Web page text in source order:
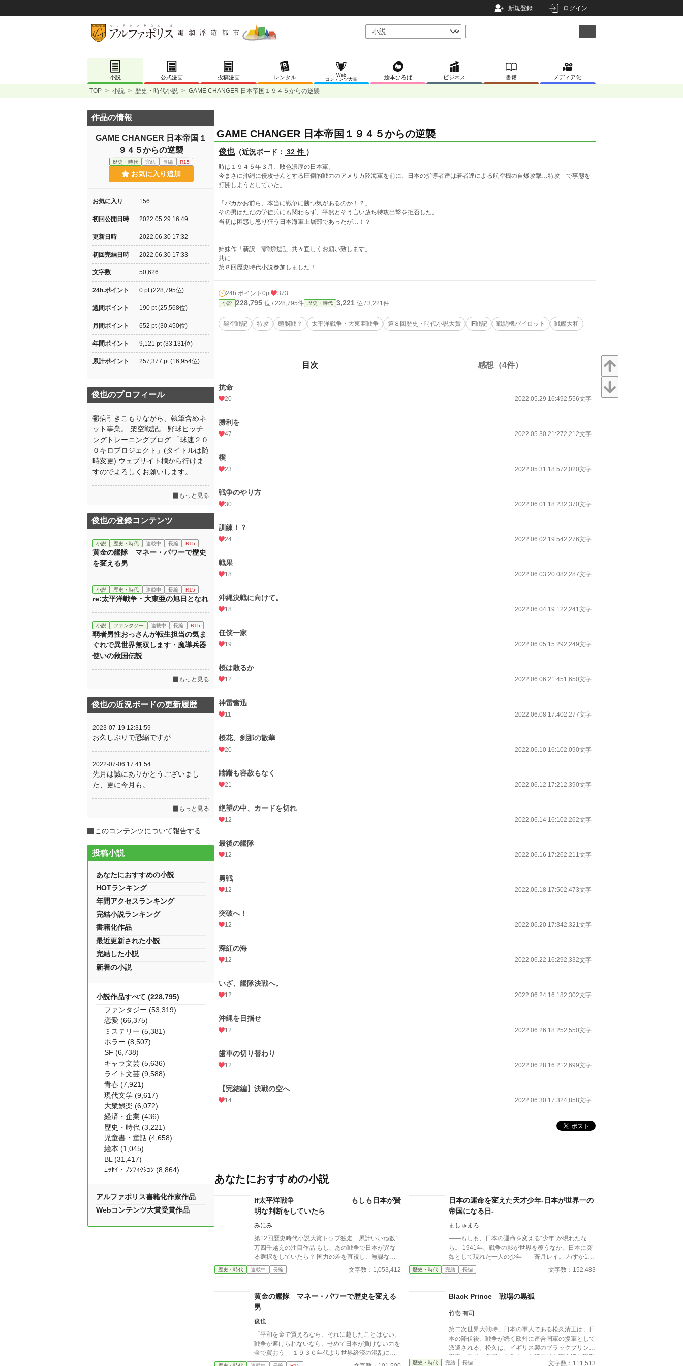
新規登録 ログイン
小説 公式漫画 投稿漫画 レンタル
Web
コンテンツ大賞
絵本ひろば ビジネス 書籍 メディア化
TOP > 小説 > 歴史・時代小説 > GAME CHANGER 日本帝国１９４５からの逆襲
GAME CHANGER 日本帝国１９４５からの逆襲
俊也（近況ボード： 32 件 ）
時は１９４５年３月、敗色濃厚の日本軍。
今まさに沖縄に侵攻せんとする圧倒的戦力のアメリカ陸海軍を前に、日本の指導者達は若者達による航空機の自爆攻撃…特攻 で事態を
打開しようとしていた。
「バカかお前ら、本当に戦争に勝つ気があるのか！？」
その男はただの学徒兵にも関わらず、平然とそう言い放ち特攻出撃を拒否した。
当初は困惑し怒り狂う日本海軍上層部であったが…！？
姉妹作「新訳 零戦戦記」共々宜しくお願い致します。
共に
第８回歴史時代小説参加しました！
24h.ポイント 0pt 373
小説 228,795 位 / 228,795件 歴史・時代 3,221 位 / 3,221件
架空戦記 特攻 頭脳戦？ 太平洋戦争・大東亜戦争 第８回歴史・時代小説大賞 IF戦記 戦闘機パイロット 戦艦大和
目次 感想（4件）
抗命
20 2022.05.29 16:492,556文字
勝利を
47 2022.05.30 21:272,212文字
楔
23 2022.05.31 18:572,020文字
戦争のやり方
30 2022.06.01 18:232,370文字
訓練！？
24 2022.06.02 19:542,276文字
戦果
18 2022.06.03 20:082,287文字
沖縄決戦に向けて。
18 2022.06.04 19:122,241文字
任侠一家
19 2022.06.05 15:292,249文字
桜は散るか
12 2022.06.06 21:451,650文字
神雷奮迅
11 2022.06.08 17:402,277文字
桜花、刹那の散華
20 2022.06.10 16:102,090文字
躊躇も容赦もなく
21 2022.06.12 17:212,390文字
絶望の中、カードを切れ
12 2022.06.14 16:102,262文字
最後の艦隊
12 2022.06.16 17:262,211文字
勇戦
12 2022.06.18 17:502,473文字
突破へ！
12 2022.06.20 17:342,321文字
深紅の海
12 2022.06.22 16:292,332文字
いざ、艦隊決戦へ。
12 2022.06.24 16:182,302文字
沖縄を目指せ
12 2022.06.26 18:252,550文字
歯車の切り替わり
12 2022.06.28 16:212,699文字
【完結編】決戦の空へ
14 2022.06.30 17:324,858文字
あなたにおすすめの小説
If太平洋戦争 もしも日本が賢
明な判断をしていたら
みにみ
第12回歴史時代小説大賞トップ独走 累計いいね数1
万四千越えの注目作品 もし、あの戦争で日本が異な
る選択をしていたら？ 国力の差を直視し、無謀な拡
大を避け、戦略と外交で活路を開く。 真珠湾、ミッ
ドウェー、ガダルカナル…そして終戦工作 数多の分
続をかけたもう一つの終戦 そしてそこから繋がる新
たな近代史を描く超長編大河戦記 不定期更新です
歴史・時代 連載中 長編 文字数：1,053,412
日本の運命を変えた天才少年-日本が世界一の
帝国になる日-
ましゅまろ
――もしも、日本の運命を変える“少年”が現れたな
ら。 1941年、戦争の影が世界を覆うなか、日本に突
如として現れた一人の少年――蒼月レイ。 わずか13
歳の彼は、天才的な頭脳で、戦争そのものを再設計
し、歴史を変え、英米独ソをも巻き込みながら、日本
に多くの敵を生み、命を狙われることも――。 これ
日本の物語。 希望と混乱の20世紀を超え、未来に語
リス限定投稿
歴史・時代 完結 長編 文字数：152,483
黄金の艦隊 マネー・パワーで歴史を変える
男
俊也
「平和を金で買えるなら、それに越したことはない。
戦争が避けられないなら、せめて日本が負けない力を
金で買おう」 １９３０年代より世界経済の混乱に乗
じて自らの海運会社を急成長、新興財閥を立ち上げた
Black Prince 戦場の黒狐
竹壱 有司
第二次世界大戦時、日本の軍人である松久清正は、日
本の降伏後、戦争が続く欧州に連合国軍の援軍として
派遣される。松久は、イギリス製のブラックプリンス
戦車に乗り、各国から集まった訳アリな軍人達と困難
歴史・時代 完結 長編 文字数：111,513
作品の情報
GAME CHANGER 日本帝国１
９４５からの逆襲
歴史・時代 完結 長編 R15
お気に入り追加
お気に入り 156
初回公開日時 2022.05.29 16:49
更新日時 2022.06.30 17:32
初回完結日時 2022.06.30 17:33
文字数 50,626
24h.ポイント 0 pt (228,795位)
週間ポイント 190 pt (25,568位)
月間ポイント 652 pt (30,450位)
年間ポイント 9,121 pt (33,131位)
累計ポイント 257,377 pt (16,954位)
俊也のプロフィール
鬱病引きこもりながら、執筆含めネ
ット事業。 架空戦記。 野球ピッチ
ングトレーニングブログ 「球速２０
０キロプロジェクト」(タイトルは随
時変更) ウェブサイト欄から行けま
すのでよろしくお願いします。
もっと見る
俊也の登録コンテンツ
小説 歴史・時代 連載中 長編 R15
黄金の艦隊 マネー・パワーで歴史
を変える男
小説 歴史・時代 連載中 長編 R15
re:太平洋戦争・大東亜の旭日となれ
小説 ファンタジー 連載中 長編 R15
弱者男性おっさんが転生担当の気ま
ぐれで異世界無双します・魔導兵器
使いの救国伝説
もっと見る
俊也の近況ボードの更新履歴
2023-07-19 12:31:59
お久しぶりで恐縮ですが
2022-07-06 17:41:54
先月は誠にありがとうございまし
た、更に今月も。
もっと見る
このコンテンツについて報告する
投稿小説
あなたにおすすめの小説
HOTランキング
年間アクセスランキング
完結小説ランキング
書籍化作品
最近更新された小説
完結した小説
新着の小説
小説作品すべて (228,795)
ファンタジー (53,319)
恋愛 (66,375)
ミステリー (5,381)
ホラー (8,507)
SF (6,738)
キャラ文芸 (5,636)
ライト文芸 (9,588)
青春 (7,921)
現代文学 (9,617)
大衆娯楽 (6,072)
経済・企業 (436)
歴史・時代 (3,221)
児童書・童話 (4,658)
絵本 (1,045)
BL (31,417)
ｴｯｾｲ・ﾉﾝﾌｨｸｼｮﾝ (8,864)
アルファポリス書籍化作家作品
Webコンテンツ大賞受賞作品